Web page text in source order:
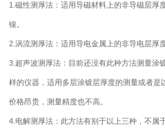
1.磁性测厚法：适用导磁材料上的非导磁层厚
镍。
2.涡流测厚法：适用导电金属上的非导电层
3.超声波测厚法：目前还没有此种方法测量涂
样的仪器，适用多层涂镀层厚度的测量或者
价格昂贵，测量精度也不高。
4.电解测厚法：此方法有别于以上三种，不属